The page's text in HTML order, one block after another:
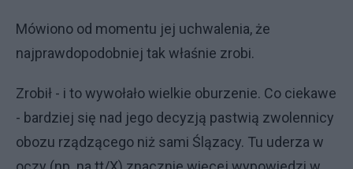
Mówiono od momentu jej uchwalenia, że
najprawdopodobniej tak właśnie zrobi.
Zrobił - i to wywołało wielkie oburzenie. Co ciekawe
- bardziej się nad jego decyzją pastwią zwolennicy
obozu rządzącego niż sami Ślązacy. Tu uderza w